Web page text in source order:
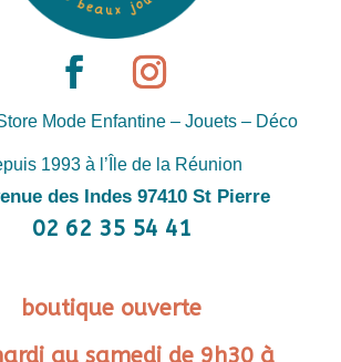
Mode Enfantine – Jouets – Déco
1993 à l’Île de la Réunion
des Indes 97410 St Pierre
02 62 35 54 41
boutique ouverte
au samedi de 9h30 à